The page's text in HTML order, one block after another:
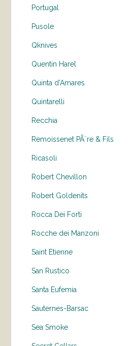
Portugal
Pusole
Qknives
Quentin Harel
Quinta d'Amares
Quintarelli
Recchia
Remoissenet PÃ¨re & Fils
Ricasoli
Robert Chevillon
Robert Goldenits
Rocca Dei Forti
Rocche dei Manzoni
Saint Etienne
San Rustico
Santa Eufemia
Sauternes-Barsac
Sea Smoke